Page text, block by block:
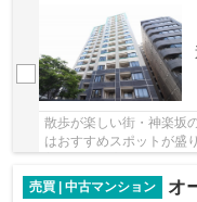
散歩が楽しい街・神楽坂
はおすすめスポットが盛
売買 | 中古マンション
オー